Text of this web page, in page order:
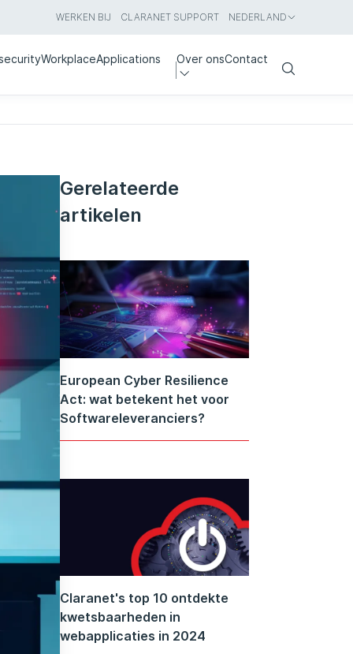
WERKEN BIJ CLARANET SUPPORT NEDERLAND
WorkplaceApplications Over onsContact
Search
Gerelateerde
artikelen
European Cyber Resilience
Act: wat betekent het voor
Softwareleveranciers?
Claranet's top 10 ontdekte
kwetsbaarheden in
webapplicaties in 2024